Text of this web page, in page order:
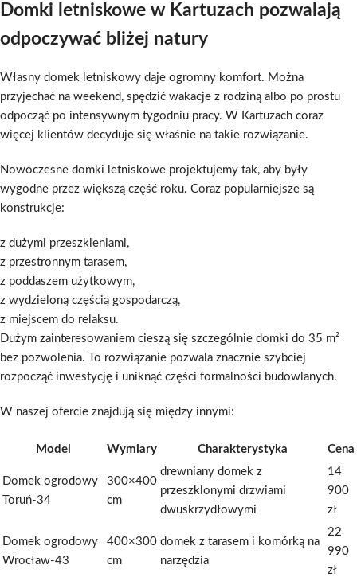
Domki letniskowe w Kartuzach pozwalają
odpoczywać bliżej natury
Własny domek letniskowy daje ogromny komfort. Można
przyjechać na weekend, spędzić wakacje z rodziną albo po prostu
odpocząć po intensywnym tygodniu pracy. W Kartuzach coraz
więcej klientów decyduje się właśnie na takie rozwiązanie.
Nowoczesne domki letniskowe projektujemy tak, aby były
wygodne przez większą część roku. Coraz popularniejsze są
konstrukcje:
z dużymi przeszkleniami,
z przestronnym tarasem,
z poddaszem użytkowym,
z wydzieloną częścią gospodarczą,
z miejscem do relaksu.
Dużym zainteresowaniem cieszą się szczególnie domki do 35 m²
bez pozwolenia. To rozwiązanie pozwala znacznie szybciej
rozpocząć inwestycję i uniknąć części formalności budowlanych.
W naszej ofercie znajdują się między innymi:
Model Wymiary Charakterystyka Cena
Domek ogrodowy
Toruń-34
300×400
cm
drewniany domek z
przeszklonymi drzwiami
dwuskrzydłowymi
14
900
zł
Domek ogrodowy
Wrocław-43
400×300
cm
domek z tarasem i komórką na
narzędzia
22
990
zł